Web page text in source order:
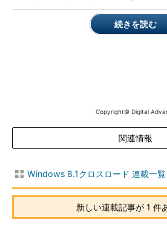
Server 2012 R2向けのサービスス
2014年3月版」
Windows 8.1 Updateの本体となる更新
KB2919355「Windows RT 8.1／
続きを読む
Copyright© Digital
関連情報
Windows 8.1クロスロード 連載一覧
新しい連載記事が 1 件